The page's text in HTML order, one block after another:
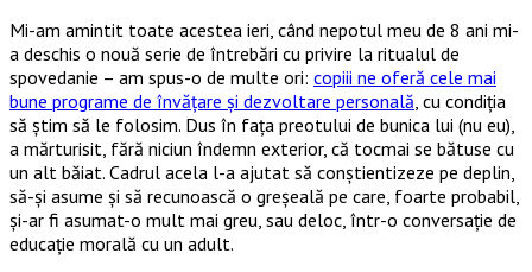
Mi-am amintit toate acestea ieri, când nepotul meu de 8 ani mi-
a deschis o nouă serie de întrebări cu privire la ritualul de
spovedanie – am spus-o de multe ori: copiii ne oferă cele mai
bune programe de învățare și dezvoltare personală , cu condiția
să știm să le folosim. Dus în fața preotului de bunica lui (nu eu),
a mărturisit, fără niciun îndemn exterior, că tocmai se bătuse cu
un alt băiat. Cadrul acela l-a ajutat să conștientizeze pe deplin,
să-și asume și să recunoască o greșeală pe care, foarte probabil,
și-ar fi asumat-o mult mai greu, sau deloc, într-o conversație de
educație morală cu un adult.